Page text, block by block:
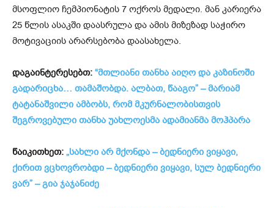
მსოფლიო ჩემპიონატის 7 ოქროს მედალი. მან კარიერა
25 წლის ასაკში დაასრულა და ამის მიზეზად საჭირო
მოტივაციის არარსებობა დაასახელა.
დაგაინტერესებთ: “მთლიანი თანხა აიღო და კაზინოში
გადარიცხა… თამაშობდა. ალბათ, წააგო” – მარიამ
ტატანაშვილი ამბობს, რომ მკურნალობისთვის
შეგროვებული თანხა უახლოესმა ადამიანმა მოჰპარა
წაიკითხეთ: „სახლი არ მქონდა – ბედნიერი ვიყავი,
ქირით ვცხოვრობდი – ბედნიერი ვიყავი, სულ ბედნიერი
ვარ” – გია ჯაჯანიძე